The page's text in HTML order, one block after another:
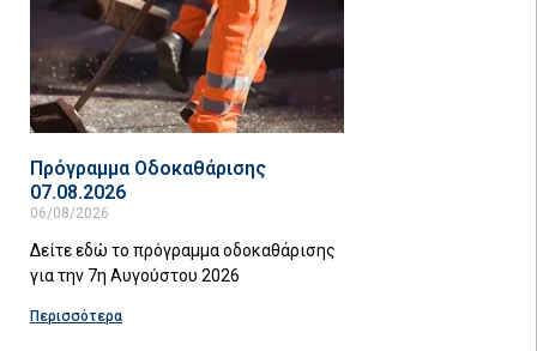
Πρόγραμμα Οδοκαθάρισης
07.08.2026
06/08/2026
Δείτε εδώ το πρόγραμμα οδοκαθάρισης
για την 7η Αυγούστου 2026
Περισσότερα